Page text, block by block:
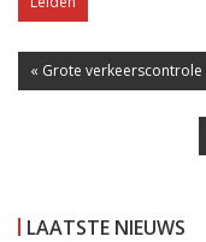
« Grote verkeerscontrole
LAATSTE NIEUWS